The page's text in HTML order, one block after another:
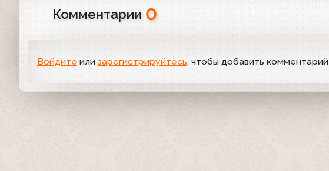
Комментарии 0
Войдите или зарегистрируйтесь, чтобы добавить комментарий